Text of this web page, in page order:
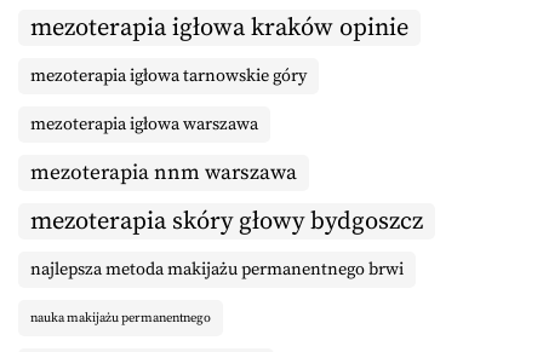
mezoterapia igłowa kraków opinie
mezoterapia igłowa tarnowskie góry
mezoterapia igłowa warszawa
mezoterapia nnm warszawa
mezoterapia skóry głowy bydgoszcz
najlepsza metoda makijażu permanentnego brwi
nauka makijażu permanentnego